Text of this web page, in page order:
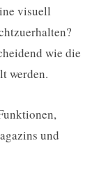
visuell
wie die
werden.
und